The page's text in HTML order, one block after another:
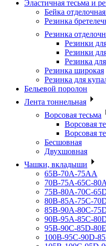
Эластичная тесьма и
Бейка
Резинка
Резинка
Резинки
Резинки
Резинка
Резинка широкая
Резинка для
Бельевой поролон
Лента тоннельная
Ворсовая тесьма
Ворсовая
Ворсовая
Бесшовная
Двухшовная
Чашки, вкладыши
65B-70A-75АА
70В-75А-65С-
75В-80А-70С-
80В-85А-75С-
85В-90А-80С-
90B-95A-85C-
95B-90C-85D-
100B-95C-90D-